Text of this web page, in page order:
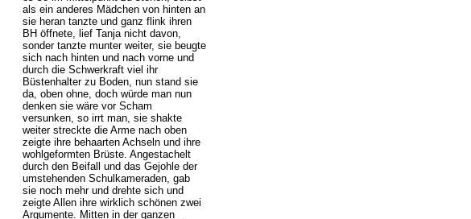
als ein anderes Mädchen von hinten an
sie heran tanzte und ganz flink ihren
BH öffnete, lief Tanja nicht davon,
sonder tanzte munter weiter, sie beugte
sich nach hinten und nach vorne und
durch die Schwerkraft viel ihr
Büstenhalter zu Boden, nun stand sie
da, oben ohne, doch würde man nun
denken sie wäre vor Scham
versunken, so irrt man, sie shakte
weiter streckte die Arme nach oben
zeigte ihre behaarten Achseln und ihre
wohlgeformten Brüste. Angestachelt
durch den Beifall und das Gejohle der
umstehenden Schulkameraden, gab
sie noch mehr und drehte sich und
zeigte Allen ihre wirklich schönen zwei
Argumente. Mitten in der ganzen